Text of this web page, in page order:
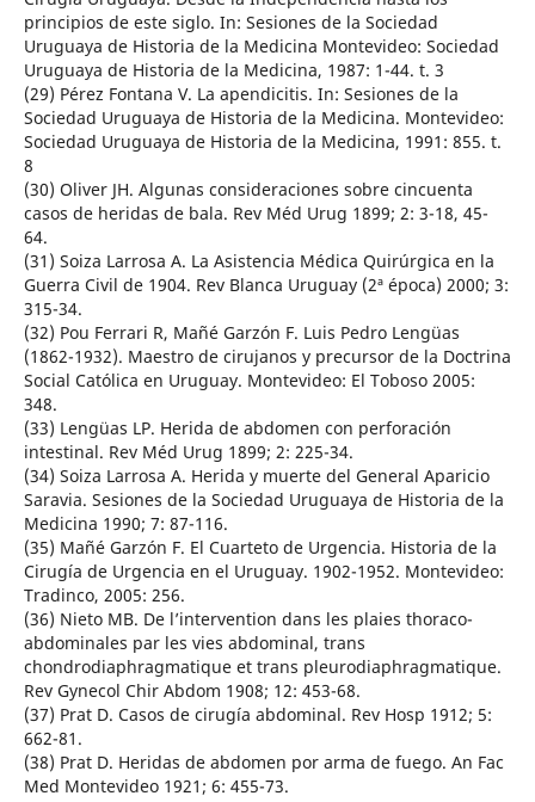
principios de este siglo. In: Sesiones de la Sociedad
Uruguaya de Historia de la Medicina Montevideo: Sociedad
Uruguaya de Historia de la Medicina, 1987: 1-44. t. 3
(29) Pérez Fontana V. La apendicitis. In: Sesiones de la
Sociedad Uruguaya de Historia de la Medicina. Montevideo:
Sociedad Uruguaya de Historia de la Medicina, 1991: 855. t.
8
(30) Oliver JH. Algunas consideraciones sobre cincuenta
casos de heridas de bala. Rev Méd Urug 1899; 2: 3-18, 45-
64.
(31) Soiza Larrosa A. La Asistencia Médica Quirúrgica en la
Guerra Civil de 1904. Rev Blanca Uruguay (2ª época) 2000; 3:
315-34.
(32) Pou Ferrari R, Mañé Garzón F. Luis Pedro Lengüas
(1862-1932). Maestro de cirujanos y precursor de la Doctrina
Social Católica en Uruguay. Montevideo: El Toboso 2005:
348.
(33) Lengüas LP. Herida de abdomen con perforación
intestinal. Rev Méd Urug 1899; 2: 225-34.
(34) Soiza Larrosa A. Herida y muerte del General Aparicio
Saravia. Sesiones de la Sociedad Uruguaya de Historia de la
Medicina 1990; 7: 87-116.
(35) Mañé Garzón F. El Cuarteto de Urgencia. Historia de la
Cirugía de Urgencia en el Uruguay. 1902-1952. Montevideo:
Tradinco, 2005: 256.
(36) Nieto MB. De l’intervention dans les plaies thoraco-
abdominales par les vies abdominal, trans
chondrodiaphragmatique et trans pleurodiaphragmatique.
Rev Gynecol Chir Abdom 1908; 12: 453-68.
(37) Prat D. Casos de cirugía abdominal. Rev Hosp 1912; 5:
662-81.
(38) Prat D. Heridas de abdomen por arma de fuego. An Fac
Med Montevideo 1921; 6: 455-73.